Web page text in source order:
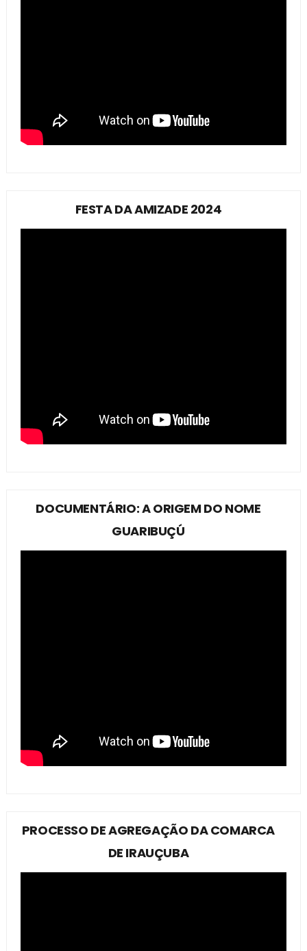
FESTA DA AMIZADE 2024
DOCUMENTÁRIO: A ORIGEM DO NOME
GUARIBUÇÚ
PROCESSO DE AGREGAÇÃO DA COMARCA
DE IRAUÇUBA